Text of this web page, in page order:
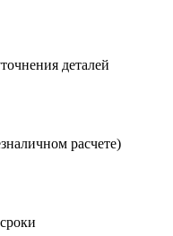
деталей
расчете)